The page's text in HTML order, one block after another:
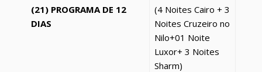
(21) PROGRAMA DE 12
DIAS
(4 Noites Cairo + 3
Noites Cruzeiro no
Nilo+01 Noite
Luxor+ 3 Noites
Sharm)